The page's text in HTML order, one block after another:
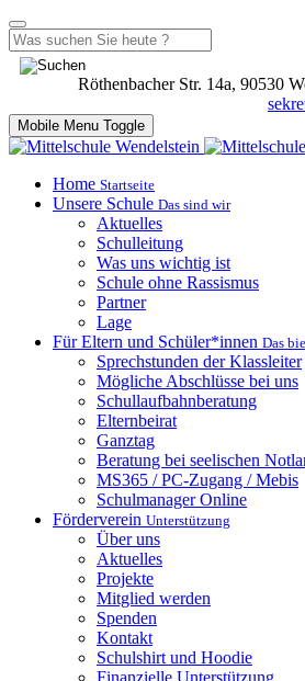
Röthenbacher Str. 14a, 90530
Mobile Menu Toggle
Home Startseite
Unsere Schule Das sind wir
Aktuelles
Schulleitung
Was uns wichtig ist
Schule ohne Rassismus
Partner
Lage
Für Eltern und Schüler*innen Das
Sprechstunden der Klassleiter
Mögliche Abschlüsse bei uns
Schullaufbahnberatung
Elternbeirat
Ganztag
Beratung bei seelischen
MS365 / PC-Zugang / Mebis
Schulmanager Online
Förderverein Unterstützung
Über uns
Aktuelles
Projekte
Mitglied werden
Spenden
Kontakt
Schulshirt und Hoodie
Finanzielle Unterstützung